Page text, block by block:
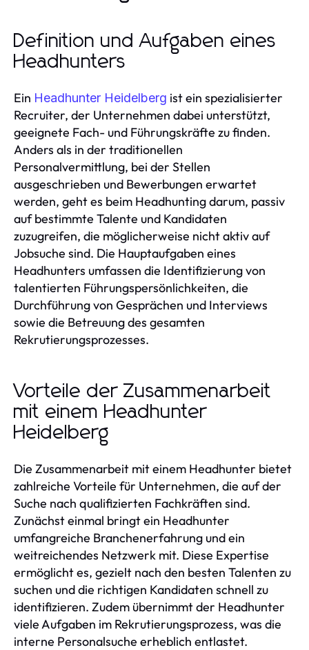
Definition und Aufgaben eines
Headhunters
Ein Headhunter Heidelberg ist ein spezialisierter
Recruiter, der Unternehmen dabei unterstützt,
geeignete Fach- und Führungskräfte zu finden.
Anders als in der traditionellen
Personalvermittlung, bei der Stellen
ausgeschrieben und Bewerbungen erwartet
werden, geht es beim Headhunting darum, passiv
auf bestimmte Talente und Kandidaten
zuzugreifen, die möglicherweise nicht aktiv auf
Jobsuche sind. Die Hauptaufgaben eines
Headhunters umfassen die Identifizierung von
talentierten Führungspersönlichkeiten, die
Durchführung von Gesprächen und Interviews
sowie die Betreuung des gesamten
Rekrutierungsprozesses.
Vorteile der Zusammenarbeit
mit einem Headhunter
Heidelberg
Die Zusammenarbeit mit einem Headhunter bietet
zahlreiche Vorteile für Unternehmen, die auf der
Suche nach qualifizierten Fachkräften sind.
Zunächst einmal bringt ein Headhunter
umfangreiche Branchenerfahrung und ein
weitreichendes Netzwerk mit. Diese Expertise
ermöglicht es, gezielt nach den besten Talenten zu
suchen und die richtigen Kandidaten schnell zu
identifizieren. Zudem übernimmt der Headhunter
viele Aufgaben im Rekrutierungsprozess, was die
interne Personalsuche erheblich entlastet.